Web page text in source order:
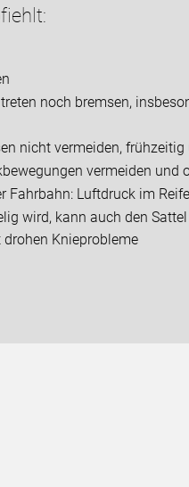
noch bremsen,
nicht vermeiden,
vermeiden und
Fahrbahn: Luftdruck im
wird, kann auch den
Knieprobleme